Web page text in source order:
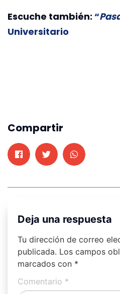
Escuche también: “
Universitario
Compartir
Deja una respuesta
Tu dirección de correo
publicada. Los campos
marcados con *
Comentario *